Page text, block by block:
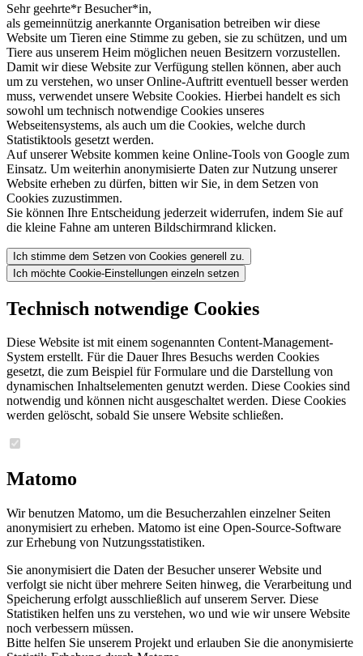
Sehr geehrte*r Besucher*in,
als gemeinnützig anerkannte Organisation betreiben wir diese
Website um Tieren eine Stimme zu geben, sie zu schützen, und um
Tiere aus unserem Heim möglichen neuen Besitzern vorzustellen.
Damit wir diese Website zur Verfügung stellen können, aber auch
um zu verstehen, wo unser Online-Auftritt eventuell besser werden
muss, verwendet unsere Website Cookies. Hierbei handelt es sich
sowohl um technisch notwendige Cookies unseres
Webseitensystems, als auch um die Cookies, welche durch
Statistiktools gesetzt werden.
Auf unserer Website kommen keine Online-Tools von Google zum
Einsatz. Um weiterhin anonymisierte Daten zur Nutzung unserer
Website erheben zu dürfen, bitten wir Sie, in dem Setzen von
Cookies zuzustimmen.
Sie können Ihre Entscheidung jederzeit widerrufen, indem Sie auf
die kleine Fahne am unteren Bildschirmrand klicken.
Ich stimme dem Setzen von Cookies generell zu.
Ich möchte Cookie-Einstellungen einzeln setzen
Technisch notwendige Cookies
Diese Website ist mit einem sogenannten Content-Management-
System erstellt. Für die Dauer Ihres Besuchs werden Cookies
gesetzt, die zum Beispiel für Formulare und die Darstellung von
dynamischen Inhaltselementen genutzt werden. Diese Cookies sind
notwendig und können nicht ausgeschaltet werden. Diese Cookies
werden gelöscht, sobald Sie unsere Website schließen.
Matomo
Wir benutzen Matomo, um die Besucherzahlen einzelner Seiten
anonymisiert zu erheben. Matomo ist eine Open-Source-Software
zur Erhebung von Nutzungsstatistiken.
Sie anonymisiert die Daten der Besucher unserer Website und
verfolgt sie nicht über mehrere Seiten hinweg, die Verarbeitung und
Speicherung erfolgt ausschließlich auf unserem Server. Diese
Statistiken helfen uns zu verstehen, wo und wie wir unsere Website
noch verbessern müssen.
Bitte helfen Sie unserem Projekt und erlauben Sie die anonymisierte